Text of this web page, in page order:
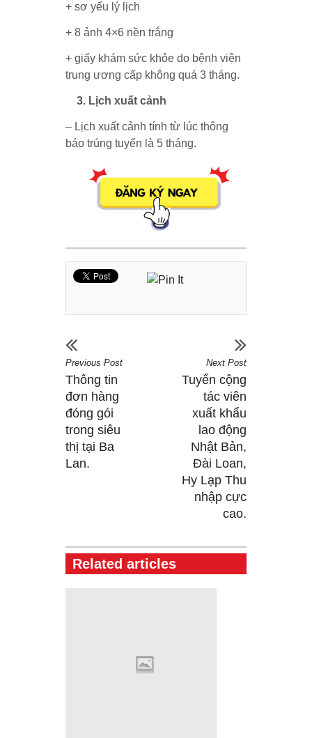
+ sơ yếu lý lịch
+ 8 ảnh 4×6 nền trắng
+ giấy khám sức khỏe do bệnh viện
trung ương cấp không quá 3 tháng.
3. Lịch xuất cảnh
– Lịch xuất cảnh tính từ lúc thông
báo trúng tuyển là 5 tháng.
Previous Post
Thông tin
đơn hàng
đóng gói
trong siêu
thị tại Ba
Lan.
Next Post
Tuyển cộng
tác viên
xuất khẩu
lao động
Nhật Bản,
Đài Loan,
Hy Lạp Thu
nhập cực
cao.
Related articles